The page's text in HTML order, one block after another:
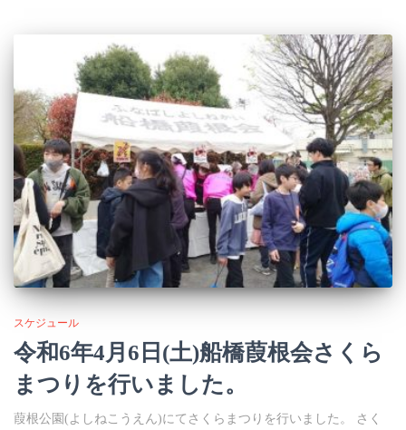
スケジュール
令和6年4月6日(土)船橋葭根会さくら
まつりを行いました。
葭根公園(よしねこうえん)にてさくらまつりを行いました。 さく